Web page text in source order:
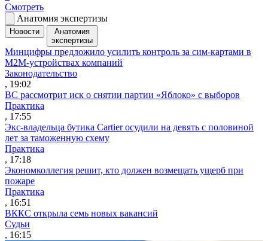
Смотреть
Анатомия экспертизы
Новости
Анатомия
экспертизы
Минцифры предложило усилить контроль за сим-картами в
M2M-устройствах компаний
Законодательство
, 19:02
ВС рассмотрит иск о снятии партии «Яблоко» с выборов
Практика
, 17:55
Экс-владельца бутика Cartier осудили на девять с половиной
лет за таможенную схему
Практика
, 17:18
Экономколлегия решит, кто должен возмещать ущерб при
пожаре
Практика
, 16:51
ВККС открыла семь новых вакансий
Судьи
, 16:15